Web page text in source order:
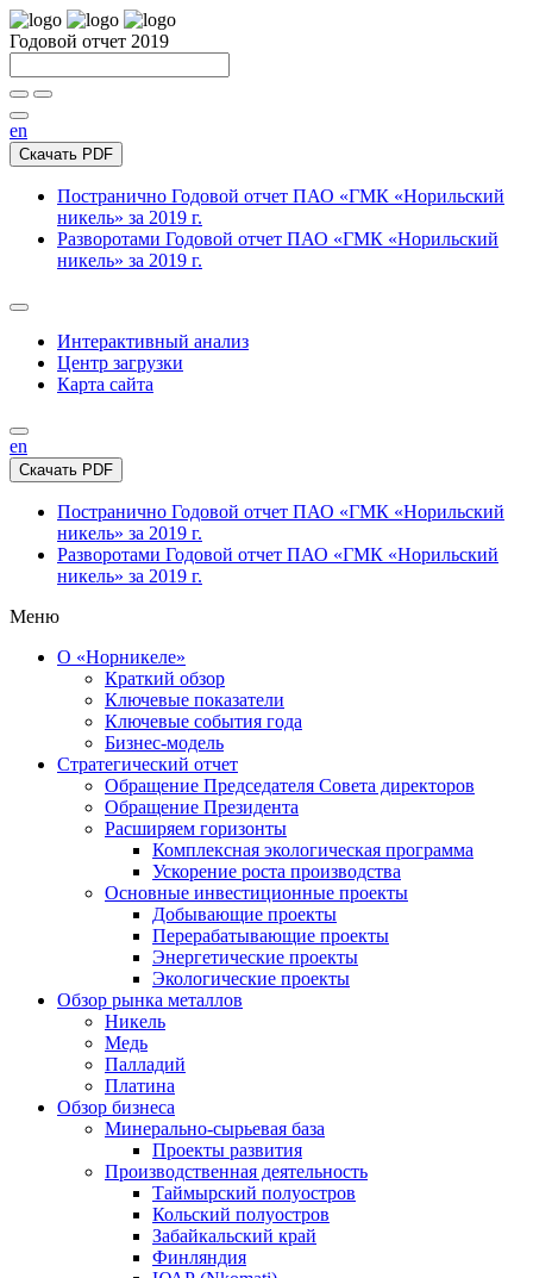
Годовой отчет 2019
en
Скачать PDF
Постранично Годовой отчет ПАО «ГМК «Норильский
никель» за 2019 г.
Разворотами Годовой отчет ПАО «ГМК «Норильский
никель» за 2019 г.
Интерактивный анализ
Центр загрузки
Карта сайта
en
Скачать PDF
Постранично Годовой отчет ПАО «ГМК «Норильский
никель» за 2019 г.
Разворотами Годовой отчет ПАО «ГМК «Норильский
никель» за 2019 г.
Меню
О «Норникеле»
Краткий обзор
Ключевые показатели
Ключевые события года
Бизнес-модель
Стратегический отчет
Обращение Председателя Совета директоров
Обращение Президента
Расширяем горизонты
Комплексная экологическая программа
Ускорение роста производства
Основные инвестиционные проекты
Добывающие проекты
Перерабатывающие проекты
Энергетические проекты
Экологические проекты
Обзор рынка металлов
Никель
Медь
Палладий
Платина
Обзор бизнеса
Минерально-сырьевая база
Проекты развития
Производственная деятельность
Таймырский полуостров
Кольский полуостров
Забайкальский край
Финляндия